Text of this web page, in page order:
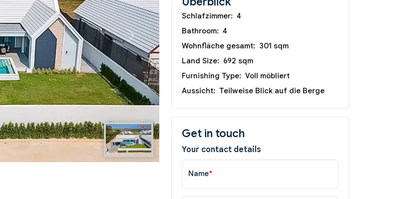
Next
Schlafzimmer: 4
Bathroom: 4
Wohnfläche gesamt: 301 sqm
Land Size: 692 sqm
Furnishing Type: Voll möbliert
Aussicht: Teilweise Blick auf die Berge
Get in touch
Your contact details
Name*